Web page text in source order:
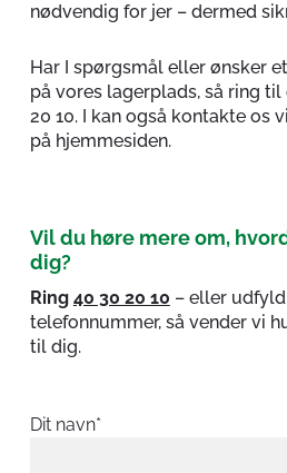
nødvendig for jer – dermed
Har I spørgsmål eller ønsker
på vores lagerplads, så ring
20 10. I kan også kontakte os
på hjemmesiden.
Vil du høre mere om,
dig?
Ring 40 30 20 10 – eller
telefonnummer, så vender vi
til dig.
Dit navn*